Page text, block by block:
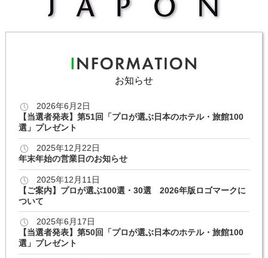
お知らせ
2026年6月2日
【当選者発表】第51回「プロが選ぶ日本のホテル・旅館100
選」プレゼント
2025年12月22日
年末年始の営業日のお知らせ
2025年12月11日
【ご案内】プロが選ぶ100選・30選 2026年版ロゴマークに
ついて
2025年6月17日
【当選者発表】第50回「プロが選ぶ日本のホテル・旅館100
選」プレゼント